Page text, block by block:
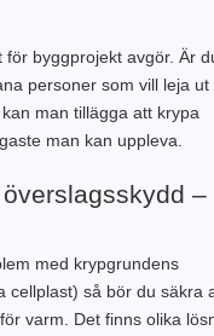
byggprojekt avgör. Är
personer som vill leja ut
man tillägga att krypa
man kan uppleva.
–
med krypgrundens
cellplast) så bör du säkra
varm. Det finns olika